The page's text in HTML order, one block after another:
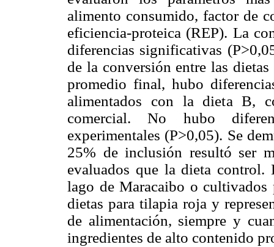
alimento consumido, factor de
eficiencia-proteica (REP). La
diferencias significativas
de la conversión entre las
promedio final, hubo
alimentados con la dieta B,
comercial. No hubo
experimentales (P>0,05). Se
25% de inclusión resultó ser
evaluados que la dieta control.
lago de Maracaibo o cultivados
dietas para tilapia roja y
de alimentación, siempre y
ingredientes de alto contenido